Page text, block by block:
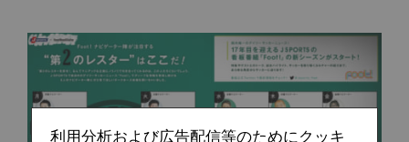
利用分析および広告配信等のためにクッキ